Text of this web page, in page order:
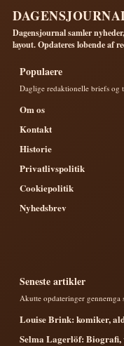
Dagensjournal samler
layout. Opdateres lobende af
Populaere
Daglige redaktionelle briefs og
Om os
Kontakt
Historie
Privatlivspolitik
Cookiepolitik
Nyhedsbrev
Seneste artikler
Akutte opdateringer
Louise Brink: komiker,
Selma Lagerlöf: